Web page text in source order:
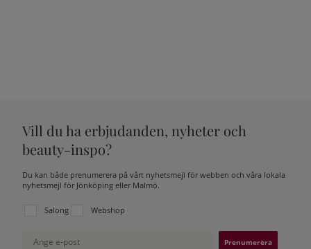
Vill du ha erbjudanden, nyheter och
beauty-inspo?
Du kan både prenumerera på vårt nyhetsmejl för webben och våra lokala
nyhetsmejl för Jönköping eller Malmö.
Välj vilken lista du vill prenumerera på:
Salong Webshop
Ange e-post